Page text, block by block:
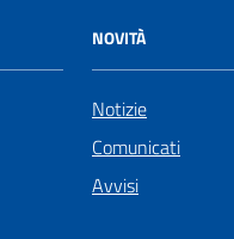
NOVITÀ
Notizie
Comunicati
Avvisi